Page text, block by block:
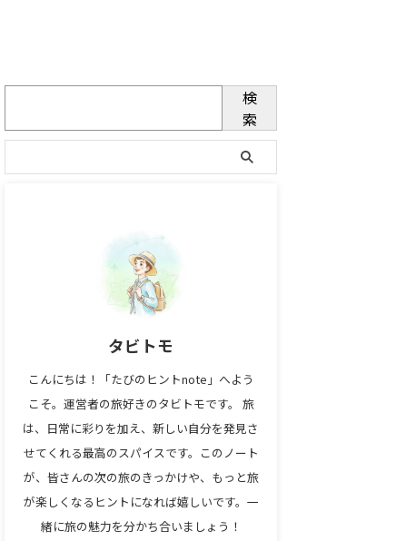
検
索
タビトモ
こんにちは！「たびのヒントnote」へよう
こそ。運営者の旅好きのタビトモです。 旅
は、日常に彩りを加え、新しい自分を発見さ
せてくれる最高のスパイスです。このノート
が、皆さんの次の旅のきっかけや、もっと旅
が楽しくなるヒントになれば嬉しいです。一
緒に旅の魅力を分かち合いましょう！